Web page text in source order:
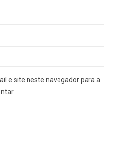
e site neste navegador para a